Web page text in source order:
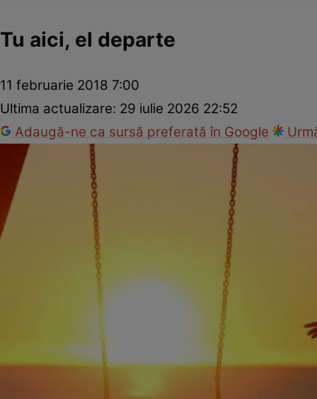
Tu aici, el departe
11 februarie 2018 7:00
Ultima actualizare: 29 iulie 2026 22:52
Adaugă-ne ca sursă preferată în Google